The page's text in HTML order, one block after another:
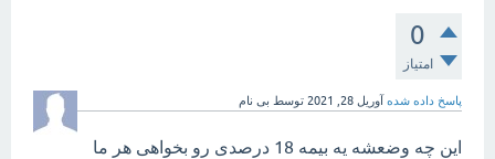
0
امتیاز
پاسخ داده شده آوریل 28, 2021 توسط بی نام
این چه وضعشه یه بیمه 18 درصدی رو بخواهی هر ما